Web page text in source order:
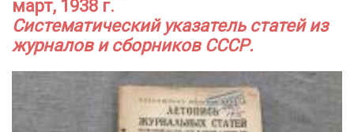
март, 1938 г.
Систематический указатель статей из
журналов и сборников СССР.